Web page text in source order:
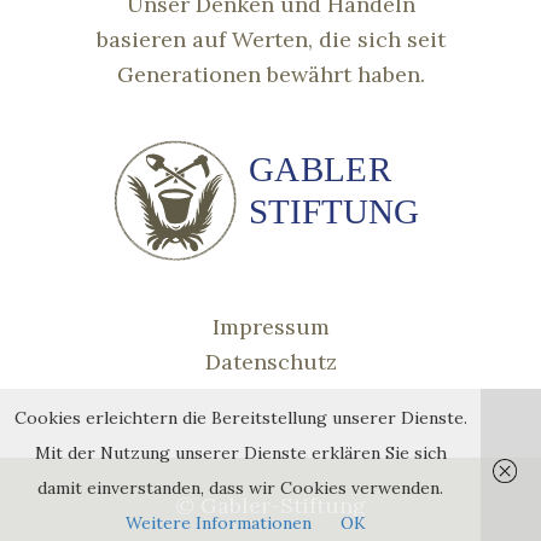
basieren auf Werten, die sich seit
Generationen bewährt haben.
Impressum
Datenschutz
© Gabler-Stiftung
Cookies erleichtern die Bereitstellung unserer Dienste.
Mit der Nutzung unserer Dienste erklären Sie sich
damit einverstanden, dass wir Cookies verwenden.
Weitere Informationen
OK